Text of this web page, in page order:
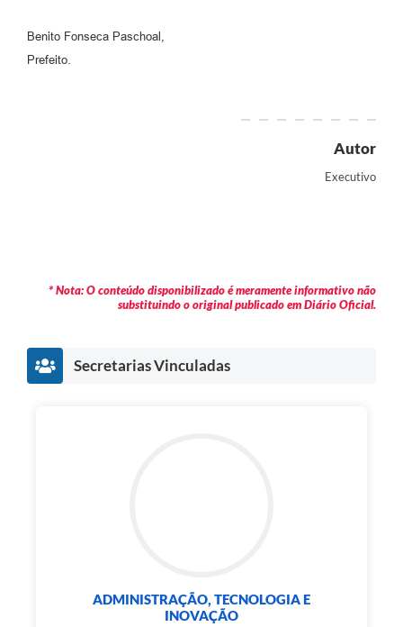
Benito Fonseca Paschoal,
Prefeito.
Autor
Executivo
* Nota: O conteúdo disponibilizado é meramente informativo não
substituindo o original publicado em Diário Oficial.
Secretarias Vinculadas
ADMINISTRAÇÃO, TECNOLOGIA E
INOVAÇÃO